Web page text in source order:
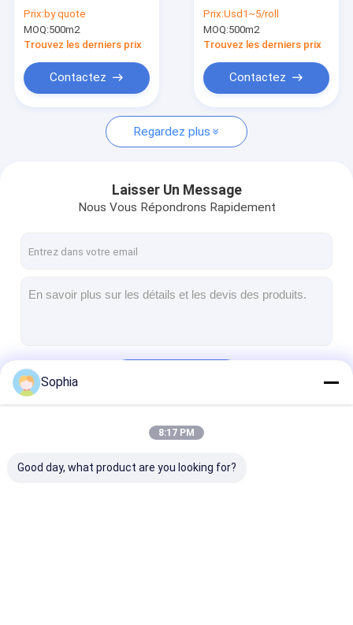
Bande adhésive d'isolation
Bande d'isolation de tissu en verre
Bande résistante à la chaleur d'isolation
Ruban adhésif de film de Polyimide
Ruban adhésif de papier d'aluminium
Bande de canevas d'aluminium
évaluent 0.10mm
5mm-980mm
Prix:by quote
MOQ:500m2
Trouvez les derniers prix
Contactez
Prix:Usd1~5/roll
MOQ:500m2
Trouvez les derniers prix
Contactez
Regardez plus
Laisser Un Message
Nous Vous Répondrons Rapidement
Sophia
8:17 PM
Good day, what product are you looking for?